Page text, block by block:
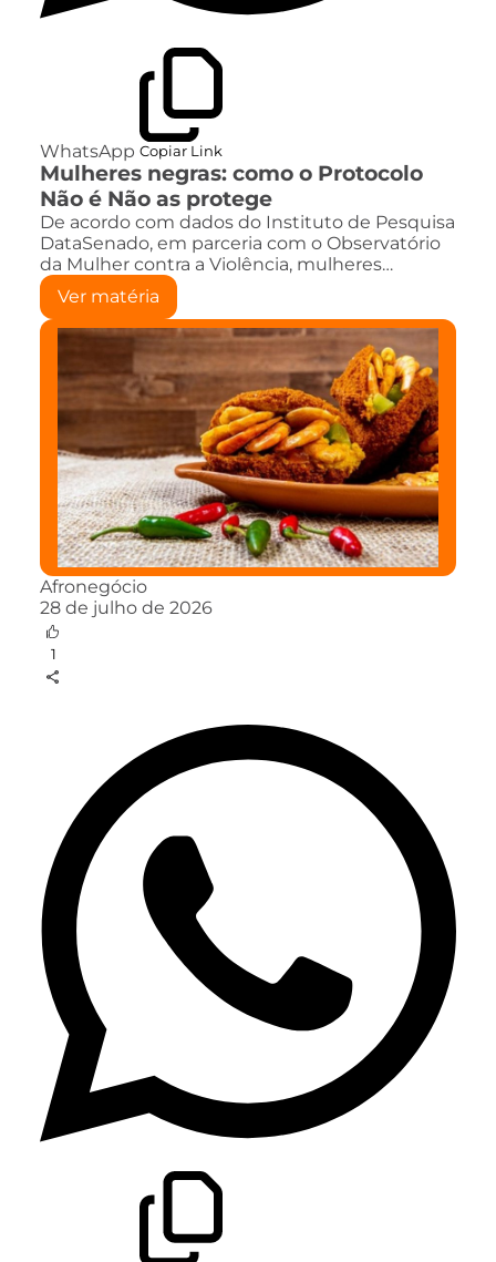
WhatsApp Copiar Link
Mulheres negras: como o Protocolo
Não é Não as protege
De acordo com dados do Instituto de Pesquisa
DataSenado, em parceria com o Observatório
da Mulher contra a Violência, mulheres…
Ver matéria
Afronegócio
28 de julho de 2026
1